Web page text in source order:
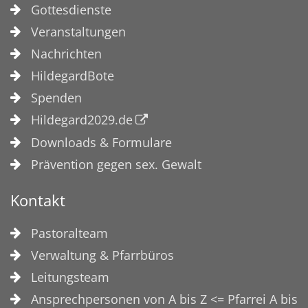
Gottesdienste
Veranstaltungen
Nachrichten
HildegardBote
Spenden
Hildegard2029.de
Downloads & Formulare
Prävention gegen sex. Gewalt
Kontakt
Pastoralteam
Verwaltung & Pfarrbüros
Leitungsteam
Ansprechpersonen von A bis Z <= Pfarrei A bis